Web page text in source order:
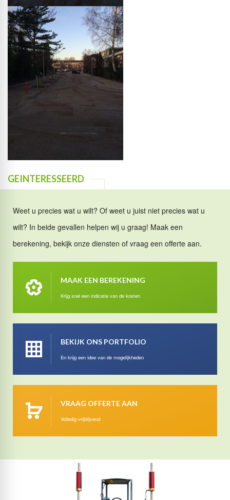
GEINTERESSEERD
Weet u precies wat u wilt? Of weet u juist niet precies wat u
wilt? In beide gevallen helpen wij u graag! Maak een
berekening, bekijk onze diensten of vraag een offerte aan.
MAAK EEN BEREKENING
Krijg snel een indicatie van de kosten
BEKIJK ONS PORTFOLIO
En krijg een idee van de mogelijkheden
VRAAG OFFERTE AAN
Volledig vrijblijvend